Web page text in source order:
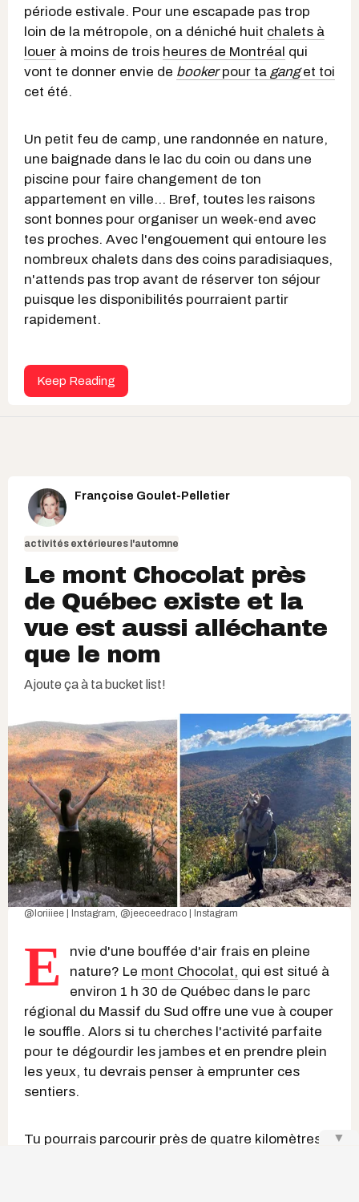
période estivale. Pour une escapade pas trop
loin de la métropole, on a déniché huit chalets à
louer à moins de trois heures de Montréal qui
vont te donner envie de bookerpour ta ganget toi
cet été.
Un petit feu de camp, une randonnée en nature,
une baignade dans le lac du coin ou dans une
piscine pour faire changement de ton
appartement en ville... Bref, toutes les raisons
sont bonnes pour organiser un week-end avec
tes proches. Avec l'engouement qui entoure les
nombreux chalets dans des coins paradisiaques,
n'attends pas trop avant de réserver ton séjour
puisque les disponibilités pourraient partir
rapidement.
Keep Reading
Françoise Goulet-Pelletier
activités extérieures l'automne
Le mont Chocolat près
de Québec existe et la
vue est aussi alléchante
que le nom
Ajoute ça à ta bucket list!
@loriiiee | Instagram @jeeceedraco | Instagram
E
nvie d'une bouffée d'air frais en pleine
nature? Le mont Chocolat, qui est situé à
environ 1 h 30 de Québec dans le parc
régional du Massif du Sud offre une vue à couper
le souffle. Alors si tu cherches l'activité parfaite
pour te dégourdir les jambes et en prendre plein
les yeux, tu devrais penser à emprunter ces
sentiers.
Tu pourrais parcourir près de quatre kilomètres
▼